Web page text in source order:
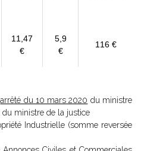
11,47
€
5,9
€
116 €
arrêté du 10 mars 2020 du ministre
du ministre de la justice
Industrielle (somme reversée